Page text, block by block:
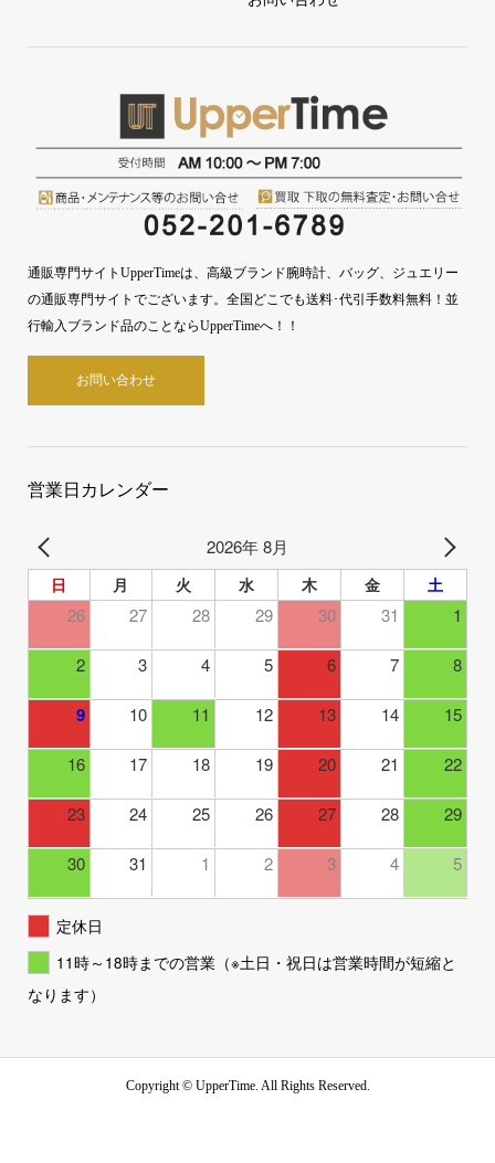
通販専門サイトUpperTimeは、高級ブランド腕時計、バッグ、ジュエリー
の通販専門サイトでございます。全国どこでも送料･代引手数料無料！並
行輸入ブランド品のことならUpperTimeへ！！
お問い合わせ
営業日カレンダー
2026年 8月
日 月 火 水 木 金 土
26 27 28 29 30 31 1
2 3 4 5 6 7 8
9 10 11 12 13 14 15
16 17 18 19 20 21 22
23 24 25 26 27 28 29
30 31 1 2 3 4 5
定休日
11時～18時までの営業（※土日・祝日は営業時間が短縮と
なります）
Copyright ©UpperTime. All Rights Reserved.